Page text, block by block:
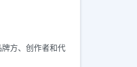
方、创作者和代